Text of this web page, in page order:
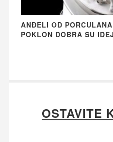
ANĐELI OD
POKLON DOBRA SU
OSTAVITE